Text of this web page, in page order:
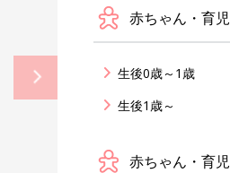
赤ちゃん・育児
生後0歳～1歳
生後1歳～
赤ちゃん・育児